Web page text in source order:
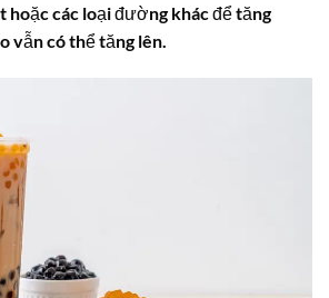
hoặc các loại đường khác để tăng
vẫn có thể tăng lên.